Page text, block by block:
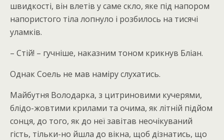
швидкості, він влетів у саме скло, яке під напором
напористого тіла лопнуло і розбилось на тисячі
уламків.
– Стій! – гучніше, наказним тоном крикнув Бліан.
Однак Соель не мав наміру слухатись.
Майбутня Володарка, з цитриновими кучерями,
блідо-жовтими крилами та очима, як літній підйом
сонця, до того, як до неї завітав неочікуваний
гість, тільки-но йшла до вікна, щоб дізнатись, що